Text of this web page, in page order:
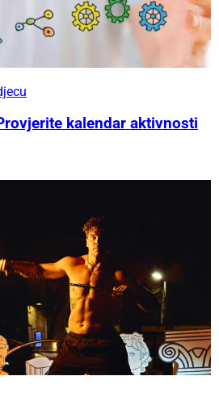
kalendar aktivnosti